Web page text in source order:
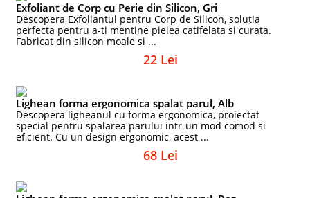
Exfoliant de Corp cu Perie din Silicon, Gri
Descopera Exfoliantul pentru Corp de Silicon, solutia
perfecta pentru a-ti mentine pielea catifelata si curata.
Fabricat din silicon moale si ...
22 Lei
Lighean forma ergonomica spalat parul, Alb
Descopera ligheanul cu forma ergonomica, proiectat
special pentru spalarea parului intr-un mod comod si
eficient. Cu un design ergonomic, acest ...
68 Lei